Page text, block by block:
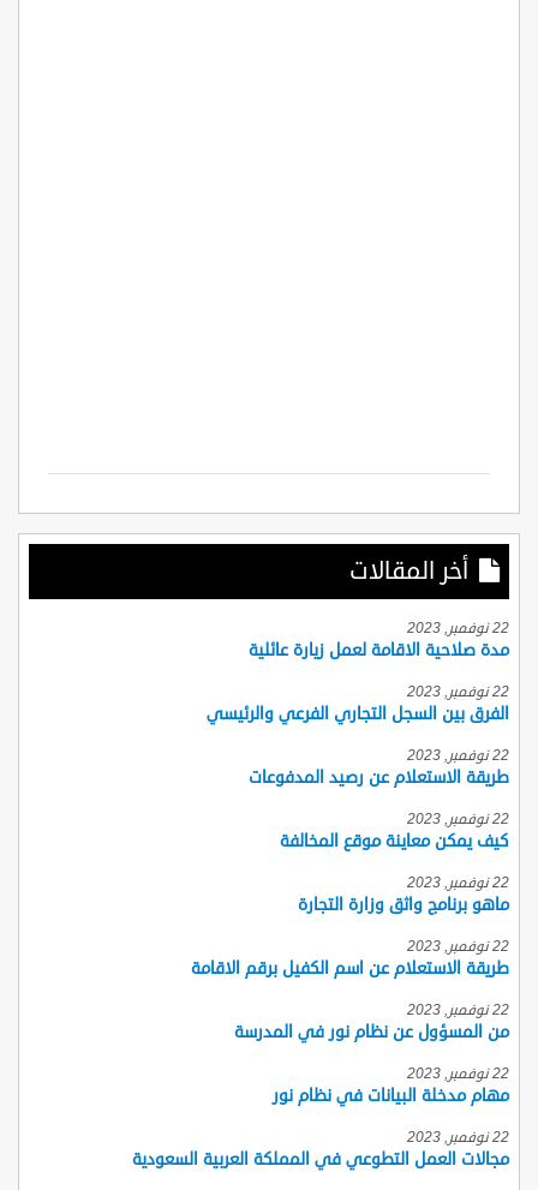
أخر المقالات
22 نوفمبر, 2023
مدة صلاحية الاقامة لعمل زيارة عائلية
22 نوفمبر, 2023
الفرق بين السجل التجاري الفرعي والرئيسي
22 نوفمبر, 2023
طريقة الاستعلام عن رصيد المدفوعات
22 نوفمبر, 2023
كيف يمكن معاينة موقع المخالفة
22 نوفمبر, 2023
ماهو برنامج واثق وزارة التجارة
22 نوفمبر, 2023
طريقة الاستعلام عن اسم الكفيل برقم الاقامة
22 نوفمبر, 2023
من المسؤول عن نظام نور في المدرسة
22 نوفمبر, 2023
مهام مدخلة البيانات في نظام نور
22 نوفمبر, 2023
مجالات العمل التطوعي في المملكة العربية السعودية